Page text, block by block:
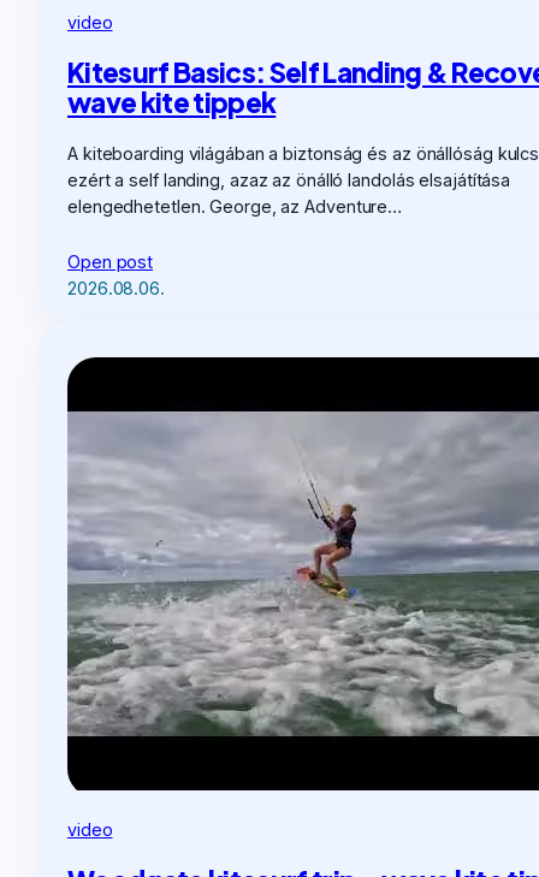
video
Kitesurf Basics: Self Landing &
wave kite tippek
A kiteboarding világában a biztonság és az önállóság
ezért a self landing, azaz az önálló landolás elsajátítása
elengedhetetlen. George, az Adventure…
Open post
2026.08.06.
video